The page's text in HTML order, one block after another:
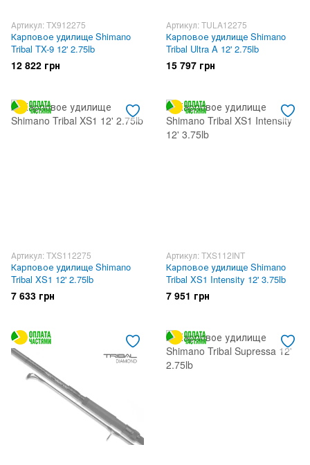
Артикул: TX912275
Карповое удилище Shimano
Tribal TX-9 12' 2.75lb
12 822 грн
Артикул: TULA12275
Карповое удилище Shimano
Tribal Ultra A 12' 2.75lb
15 797 грн
Артикул: TXS112275
Карповое удилище Shimano
Tribal XS1 12' 2.75lb
7 633 грн
Артикул: TXS112INT
Карповое удилище Shimano
Tribal XS1 Intensity 12' 3.75lb
7 951 грн